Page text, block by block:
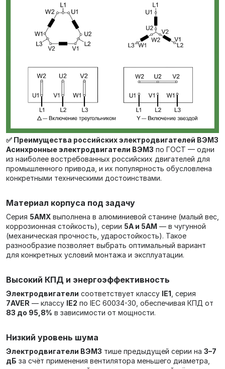
✅ Преимущества российских электродвигателей ВЭМЗ
Асинхронные электродвигатели ВЭМЗ по ГОСТ — одни
из наиболее востребованных российских двигателей для
промышленного привода, и их популярность обусловлена
конкретными техническими достоинствами.
Материал корпуса под задачу
Серия 5АМХ выполнена в алюминиевой станине (малый вес,
коррозионная стойкость), серии 5А и 5АМ — в чугунной
(механическая прочность, ударостойкость). Такое
разнообразие позволяет выбрать оптимальный вариант
для конкретных условий монтажа и эксплуатации.
Высокий КПД и энергоэффективность
Электродвигатели соответствует классу IE1 , серия
7AVER — классу IE2 по IEC 60034-30, обеспечивая КПД от
83 до 95,8% в зависимости от мощности.
Низкий уровень шума
Электродвигатели ВЭМЗ тише предыдущей серии на 3–7
дБ за счёт применения вентилятора меньшего диаметра,